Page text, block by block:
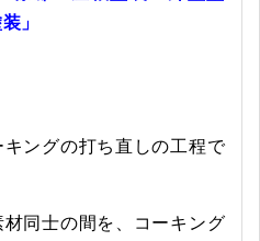
」
ングの打ち直しの工程で
同士の間を、コーキング